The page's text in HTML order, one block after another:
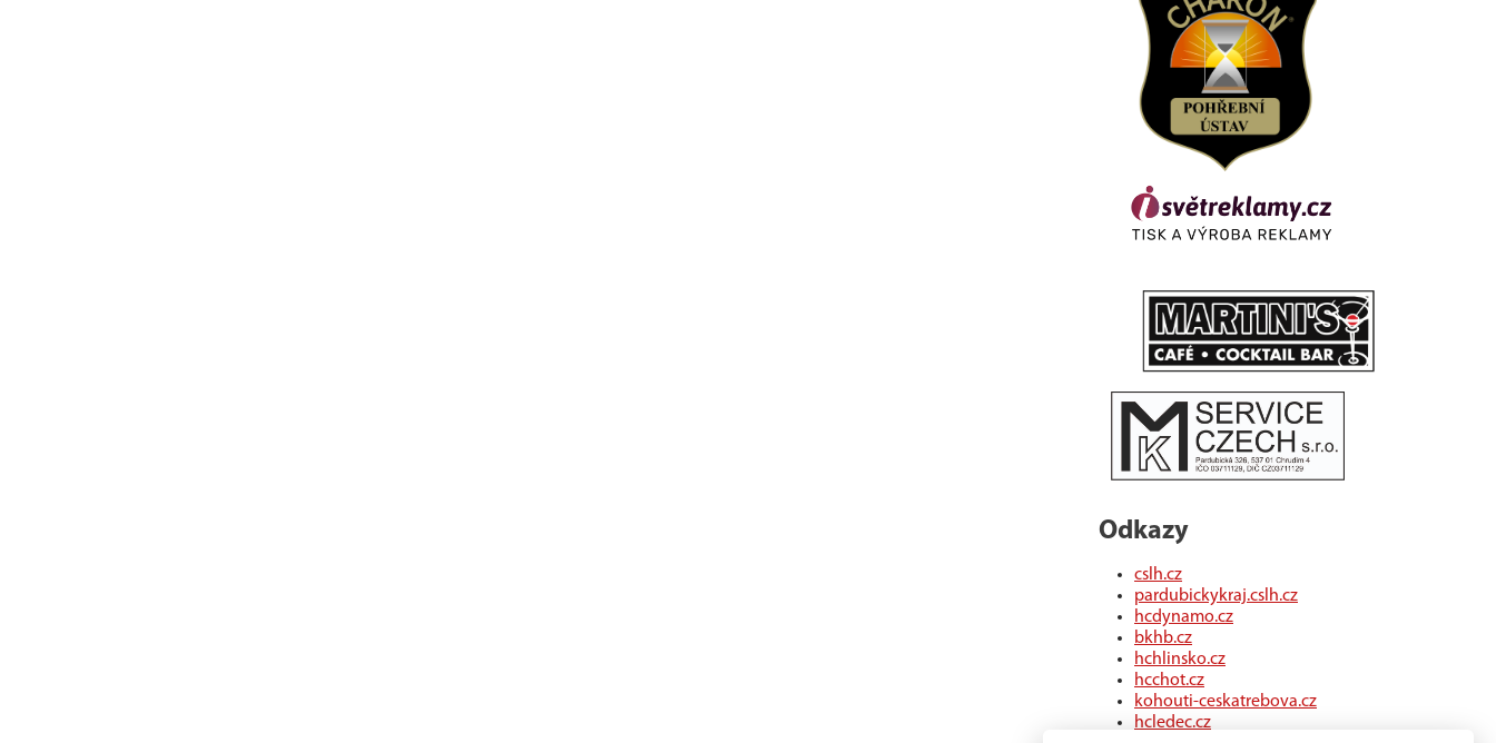
Odkazy
cslh.cz
pardubickykraj.cslh.cz
hcdynamo.cz
bkhb.cz
hchlinsko.cz
hcchot.cz
kohouti-ceskatrebova.cz
hcledec.cz